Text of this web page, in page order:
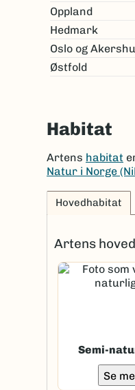
Oppland
Hedmark
Oslo og
Østfold
Habitat
Artens habitat
Natur i Norge
Hovedhabitat
Artens
Semi-
Se